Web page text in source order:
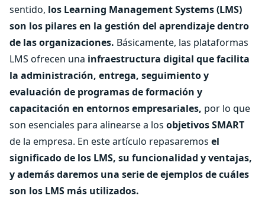
sentido, los Learning Management Systems (LMS)
son los pilares en la gestión del aprendizaje dentro
de las organizaciones. Básicamente, las plataformas
LMS ofrecen una infraestructura digital que facilita
la administración, entrega, seguimiento y
evaluación de programas de formación y
capacitación en entornos empresariales, por lo que
son esenciales para alinearse a los objetivos SMART
de la empresa. En este artículo repasaremos el
significado de los LMS, su funcionalidad y ventajas,
y además daremos una serie de ejemplos de cuáles
son los LMS más utilizados.